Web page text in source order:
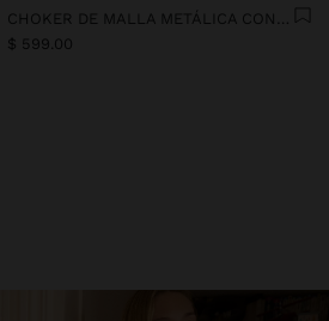
CHOKER DE MALLA METÁLICA CON PERLAS DE AGUA DULCE
$ 599.00